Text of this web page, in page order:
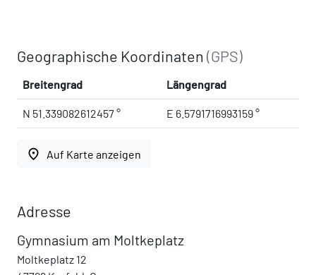
Geographische Koordinaten(GPS)
Breitengrad Längengrad
N 51.339082612457 ° E 6.5791716993159 °
place Auf Karte anzeigen
Adresse
Gymnasium am Moltkeplatz
Moltkeplatz 12